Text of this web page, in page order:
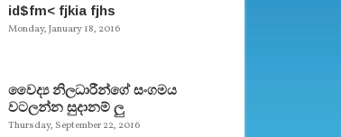
id$fm< fjkia fjhs
Monday, January 18, 2016
වෛද්‍ය නිලධාරීන්ගේ සංගමය
වටලන්න සුදානම් ලු
Thursday, September 22, 2016